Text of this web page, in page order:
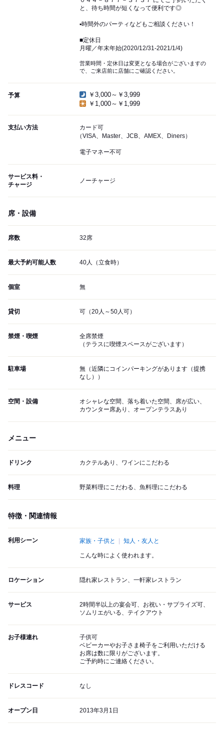
と、待ち時間が短くなって便利です◎
▪時間外のパーティなどもご相談ください！
■定休日
月曜／年末年始(2020/12/31-2021/1/4)
営業時間・定休日は変更となる場合がございますの
で、ご来店前に店舗にご確認ください。
予算
￥3,000～￥3,999
￥1,000～￥1,999
支払い方法
カード可
（VISA、Master、JCB、AMEX、Diners）
電子マネー不可
サービス料・
チャージ
ノーチャージ
席・設備
席数 32席
最大予約可能人数 40人（立食時）
個室 無
貸切 可（20人～50人可）
禁煙・喫煙
全席禁煙
（テラスに喫煙スペースがございます）
駐車場
無（近隣にコインパーキングがあります（提携
なし））
空間・設備
オシャレな空間、落ち着いた空間、席が広い、
カウンター席あり、オープンテラスあり
メニュー
ドリンク カクテルあり、ワインにこだわる
料理 野菜料理にこだわる、魚料理にこだわる
特徴・関連情報
利用シーン 家族・子供と 知人・友人と
こんな時によく使われます。
ロケーション 隠れ家レストラン、一軒家レストラン
サービス
2時間半以上の宴会可、お祝い・サプライズ可、
ソムリエがいる、テイクアウト
お子様連れ
子供可
ベビーカーやお子さま椅子をご利用いただける
お席は数に限りがございます。
ご予約時にご連絡ください。
ドレスコード なし
オープン日 2013年3月1日